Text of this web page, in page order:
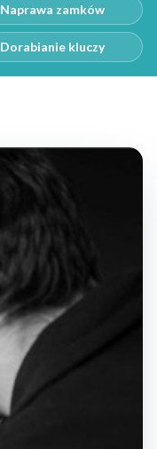
Naprawa zamków
Dorabianie kluczy